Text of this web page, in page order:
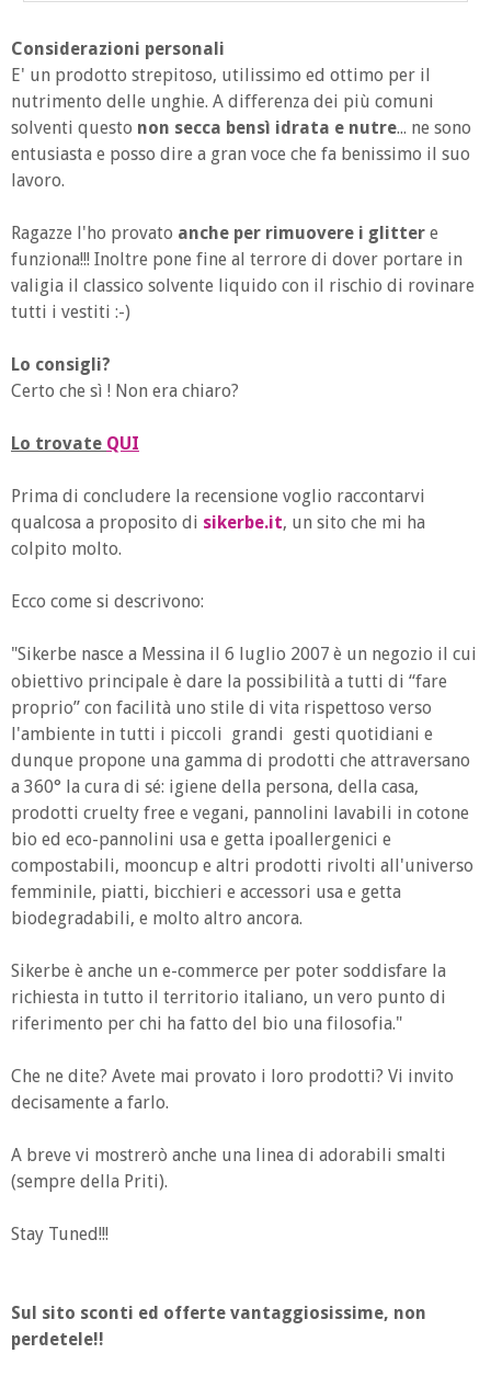
Considerazioni personali
E' un prodotto strepitoso, utilissimo ed ottimo per il
nutrimento delle unghie. A differenza dei più comuni
solventi questo non secca bensì idrata e nutre... ne sono
entusiasta e posso dire a gran voce che fa benissimo il suo
lavoro.
Ragazze l'ho provato anche per rimuovere i glitter e
funziona!!! Inoltre pone fine al terrore di dover portare in
valigia il classico solvente liquido con il rischio di rovinare
tutti i vestiti :-)
Lo consigli?
Certo che sì ! Non era chiaro?
Lo trovate QUI
Prima di concludere la recensione voglio raccontarvi
qualcosa a proposito di sikerbe.it, un sito che mi ha
colpito molto.
Ecco come si descrivono:
"Sikerbe nasce a Messina il 6 luglio 2007 è un negozio il cui
obiettivo principale è dare la possibilità a tutti di “fare
proprio” con facilità uno stile di vita rispettoso verso
l'ambiente in tutti i piccoli grandi gesti quotidiani e
dunque propone una gamma di prodotti che attraversano
a 360° la cura di sé: igiene della persona, della casa,
prodotti cruelty free e vegani, pannolini lavabili in cotone
bio ed eco-pannolini usa e getta ipoallergenici e
compostabili, mooncup e altri prodotti rivolti all'universo
femminile, piatti, bicchieri e accessori usa e getta
biodegradabili, e molto altro ancora.
Sikerbe è anche un e-commerce per poter soddisfare la
richiesta in tutto il territorio italiano, un vero punto di
riferimento per chi ha fatto del bio una filosofia."
Che ne dite? Avete mai provato i loro prodotti? Vi invito
decisamente a farlo.
A breve vi mostrerò anche una linea di adorabili smalti
(sempre della Priti).
Stay Tuned!!!
Sul sito sconti ed offerte vantaggiosissime, non
perdetele!!